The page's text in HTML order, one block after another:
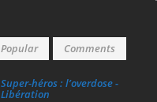
Popular Comments
Super‑héros : l’overdose -
Libération